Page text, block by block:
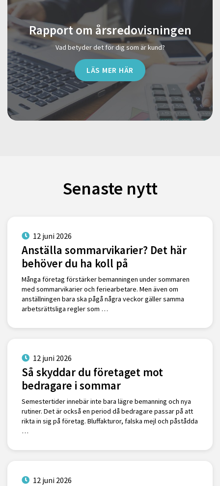
Rapport om årsredovisningen
Vad betyder det för dig som är kund?
LÄS MER HÄR
Senaste nytt
12 juni 2026
Anställa sommarvikarier? Det här
behöver du ha koll på
Många företag förstärker bemanningen under sommaren
med sommarvikarier och feriearbetare. Men även om
anställningen bara ska pågå några veckor gäller samma
arbetsrättsliga regler som …
12 juni 2026
Så skyddar du företaget mot
bedragare i sommar
Semestertider innebär inte bara lägre bemanning och nya
rutiner. Det är också en period då bedragare passar på att
rikta in sig på företag. Bluffakturor, falska mejl och påstådda
…
12 juni 2026